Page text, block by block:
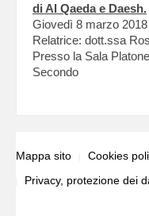
di Al Qaeda e Daesh.
Giovedì 8 marzo
Relatrice: dott.ssa
Presso la Sala
Secondo
Mappa sito
Cookies
Privacy, protezione dei